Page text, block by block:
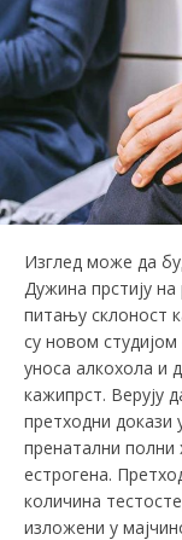
Изглед може да
Дужина прстију
питању склоност
су новом
уноса алкохола и
кажипрст. Верују
претходни докази
пренатални
естрогена.
количина
изложени у